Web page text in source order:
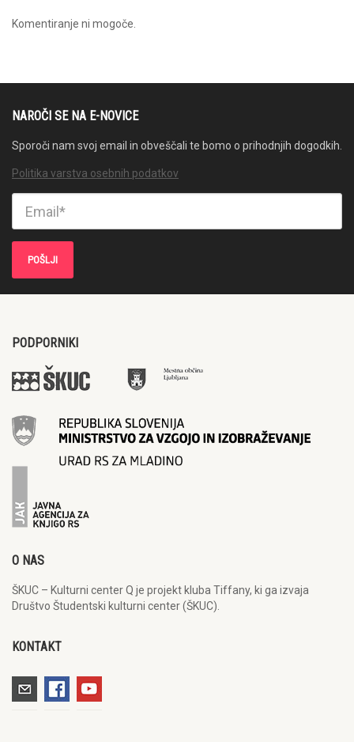
Komentiranje ni mogoče.
NAROČI SE NA E-NOVICE
Sporoči nam svoj email in obveščali te bomo o prihodnjih dogodkih.
Politika varstva osebnih podatkov
PODPORNIKI
O NAS
ŠKUC – Kulturni center Q je projekt kluba Tiffany, ki ga izvaja
Društvo Študentski kulturni center (ŠKUC).
KONTAKT